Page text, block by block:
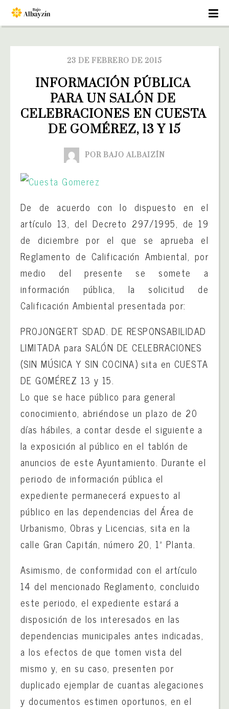
23 DE FEBRERO DE 2015
INFORMACIÓN PÚBLICA
PARA UN SALÓN DE
CELEBRACIONES EN CUESTA
DE GOMÉREZ, 13 Y 15
POR BAJO ALBAIZÍN
De de acuerdo con lo dispuesto en el
artículo 13, del Decreto 297/1995, de 19
de diciembre por el que se aprueba el
Reglamento de Calificación Ambiental, por
medio del presente se somete a
información pública, la solicitud de
Calificación Ambiental presentada por:
PROJONGERT SDAD. DE RESPONSABILIDAD
LIMITADA para SALÓN DE CELEBRACIONES
(SIN MÚSICA Y SIN COCINA) sita en CUESTA
DE GOMÉREZ 13 y 15.
Lo que se hace público para general
conocimiento, abriéndose un plazo de 20
días hábiles, a contar desde el siguiente a
la exposición al público en el tablón de
anuncios de este Ayuntamiento. Durante el
periodo de información pública el
expediente permanecerá expuesto al
público en las dependencias del Área de
Urbanismo, Obras y Licencias, sita en la
calle Gran Capitán, número 20, 1ª Planta.
Asimismo, de conformidad con el artículo
14 del mencionado Reglamento, concluido
este periodo, el expediente estará a
disposición de los interesados en las
dependencias municipales antes indicadas,
a los efectos de que tomen vista del
mismo y, en su caso, presenten por
duplicado ejemplar de cuantas alegaciones
y documentos estimen oportunos, en el